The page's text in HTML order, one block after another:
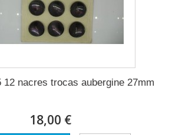
12 nacres trocas aubergine 27mm
18,00 €